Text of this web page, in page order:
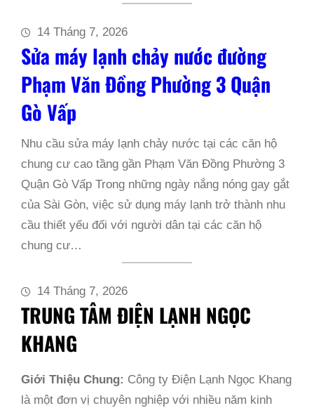
14 Tháng 7, 2026
Sửa máy lạnh chảy nước đường
Phạm Văn Đồng Phường 3 Quận
Gò Vấp
Nhu cầu sửa máy lạnh chảy nước tại các căn hộ
chung cư cao tầng gần Phạm Văn Đồng Phường 3
Quận Gò Vấp Trong những ngày nắng nóng gay gắt
của Sài Gòn, việc sử dụng máy lạnh trở thành nhu
cầu thiết yếu đối với người dân tại các căn hộ
chung cư…
14 Tháng 7, 2026
TRUNG TÂM ĐIỆN LẠNH NGỌC
KHANG
Giới Thiệu Chung: Công ty Điện Lạnh Ngọc Khang
là một đơn vị chuyên nghiệp với nhiều năm kinh